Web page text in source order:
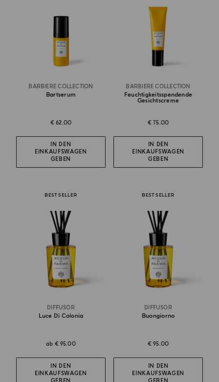
BARBIERE COLLECTION
Bartserum
€ 62.00
IN DEN
EINKAUFSWAGEN
GEBEN
BARBIERE COLLECTION
Feuchtigkeitsspendende
Gesichtscreme
€ 75.00
IN DEN
EINKAUFSWAGEN
GEBEN
BEST SELLER
DIFFUSOR
Luce Di Colonia
ab € 95.00
IN DEN
EINKAUFSWAGEN
GEBEN
BEST SELLER
DIFFUSOR
Buongiorno
€ 95.00
IN DEN
EINKAUFSWAGEN
GEBEN